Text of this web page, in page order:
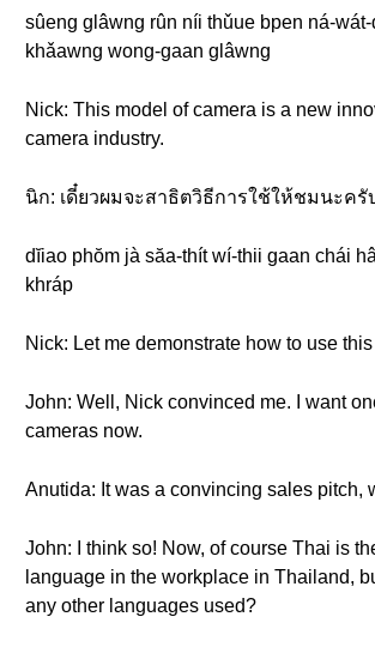
sûeng glâwng rûn níi thǔue bpen ná-
khǎawng wong-gaan glâwng
Nick: This model of camera is a new
camera industry.
นิก: เดี๋ยวผมจะสาธิตวิธีการใช้ให้ชมนะครั
dĭiao phŏm jà săa-thít wí-thii gaan chái
khráp
Nick: Let me demonstrate how to use
John: Well, Nick convinced me. I want
cameras now.
Anutida: It was a convincing sales pitch,
John: I think so! Now, of course Thai is
language in the workplace in Thailand,
any other languages used?